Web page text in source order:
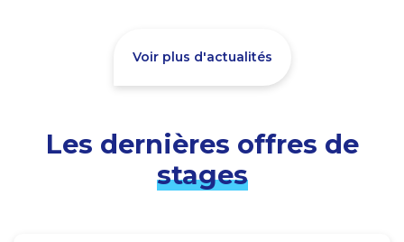
Voir plus d'actualités
Les dernières offres de
stages